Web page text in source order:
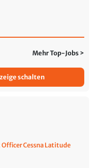
Mehr Top-Jobs >
schalten
Cessna Latitude